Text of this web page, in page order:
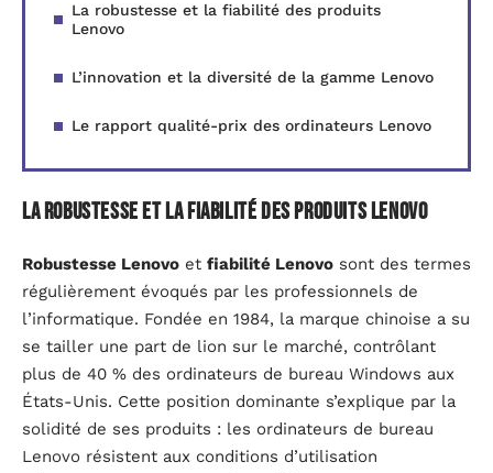
La robustesse et la fiabilité des produits
Lenovo
L’innovation et la diversité de la gamme Lenovo
Le rapport qualité-prix des ordinateurs Lenovo
La robustesse et la fiabilité des produits Lenovo
Robustesse Lenovo et fiabilité Lenovo sont des termes
régulièrement évoqués par les professionnels de
l’informatique. Fondée en 1984, la marque chinoise a su
se tailler une part de lion sur le marché, contrôlant
plus de 40 % des ordinateurs de bureau Windows aux
États-Unis. Cette position dominante s’explique par la
solidité de ses produits : les ordinateurs de bureau
Lenovo résistent aux conditions d’utilisation